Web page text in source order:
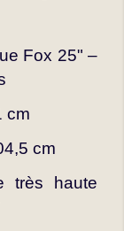
Fox 25" –
cm
cm
très haute